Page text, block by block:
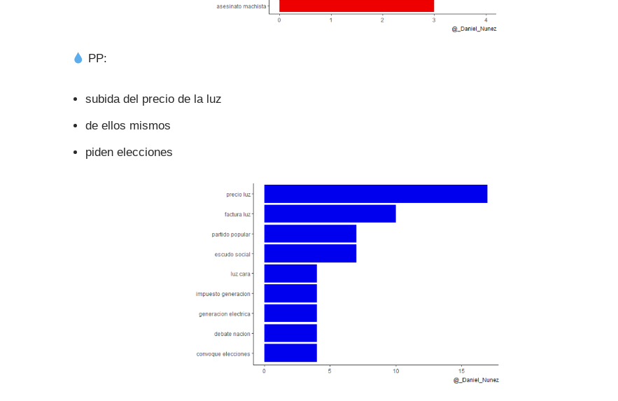
PP:
subida del precio de la luz
de ellos mismos
piden elecciones